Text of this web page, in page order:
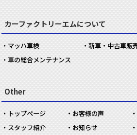
カーファクトリーエムについて
マッハ車検
新車・中古車販
車の総合メンテナンス
Other
トップページ お客様の声
スタッフ紹介
お知らせ